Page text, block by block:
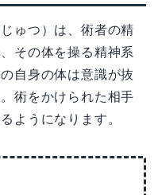
ゅつ）は、術者の精
その体を操る精神系
自身の体は意識が抜
術をかけられた相手
ようになります。